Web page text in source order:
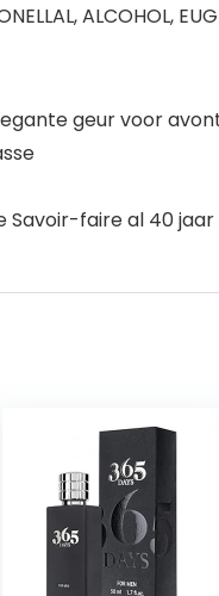
ALCOHOL,
geur voor
Savoir-faire al 40 jaar